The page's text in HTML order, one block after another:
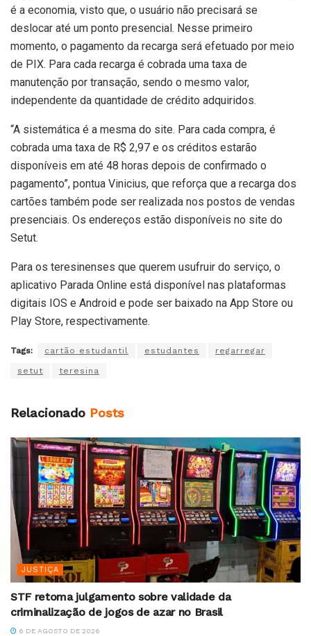
é a economia, visto que, o usuário não precisará se
deslocar até um ponto presencial. Nesse primeiro
momento, o pagamento da recarga será efetuado por meio
de PIX. Para cada recarga é cobrada uma taxa de
manutenção por transação, sendo o mesmo valor,
independente da quantidade de crédito adquiridos.
“A sistemática é a mesma do site. Para cada compra, é
cobrada uma taxa de R$ 2,97 e os créditos estarão
disponíveis em até 48 horas depois de confirmado o
pagamento”, pontua Vinicius, que reforça que a recarga dos
cartões também pode ser realizada nos postos de vendas
presenciais. Os endereços estão disponíveis no site do
Setut.
Para os teresinenses que querem usufruir do serviço, o
aplicativo Parada Online está disponível nas plataformas
digitais IOS e Android e pode ser baixado na App Store ou
Play Store, respectivamente.
Tags: cartão estudantil estudantes regarregar
setut teresina
Relacionado Posts
JUSTIÇA
STF retoma julgamento sobre validade da
criminalização de jogos de azar no Brasil
6 DE AGOSTO DE 2026